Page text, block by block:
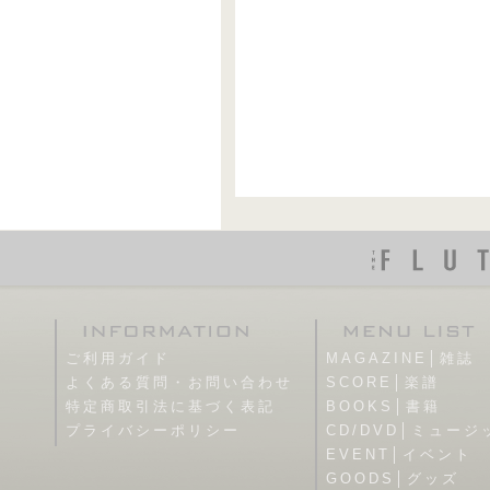
ご利用ガイド
よくある質問・お問い合わせ
特定商取引法に基づく表記
プライバシーポリシー
MAGAZINE│雑誌
SCORE│楽譜
BOOKS│書籍
CD/DVD│ミュージ
EVENT│イベント
GOODS│グッズ